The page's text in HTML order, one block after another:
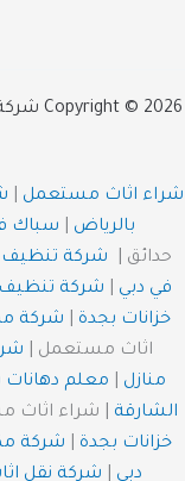
Copyright © 2026 شركة المصطفى | تصميم وتطوير شركة
شراء اثاث مستعمل
بالرياض
سباك
حدائق | شركة تنظيف
في دبي
شركة تنظيف
خزانات بجدة
شركة
اثاث مستعمل |
منازل
معلم دهانات
الشارقة | شراء اثاث
خزانات بجدة
شركة
دبي
شركة نقل